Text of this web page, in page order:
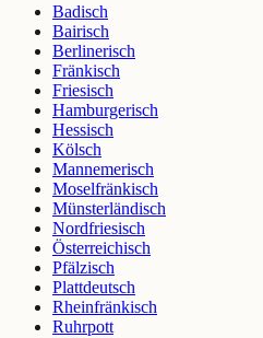
Badisch
Bairisch
Berlinerisch
Fränkisch
Friesisch
Hamburgerisch
Hessisch
Kölsch
Mannemerisch
Moselfränkisch
Münsterländisch
Nordfriesisch
Österreichisch
Pfälzisch
Plattdeutsch
Rheinfränkisch
Ruhrpott